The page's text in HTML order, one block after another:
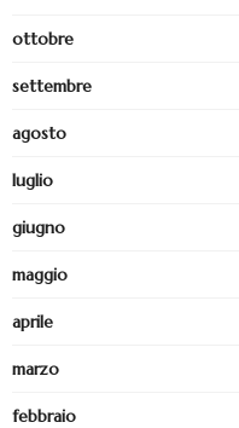
ottobre
settembre
agosto
luglio
giugno
maggio
aprile
marzo
febbraio